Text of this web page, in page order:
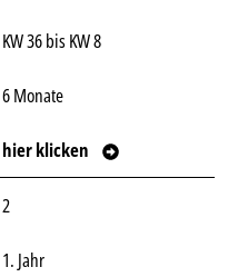
KW 36 bis KW 8
6 Monate
hier klicken
2
1. Jahr